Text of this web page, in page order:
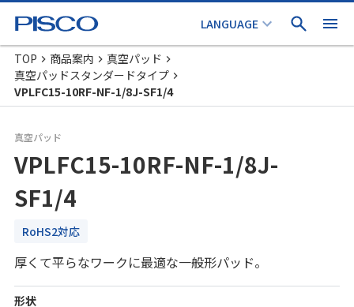
TOP 商品案内
真空パッド
真空パッドスタンダードタイプ
VPLFC15-10RF-NF-1/8J-SF1/4
真空パッド
VPLFC15-10RF-NF-1/8J-
SF1/4
RoHS2対応
厚くて平らなワークに最適な一般形パッド。
形状